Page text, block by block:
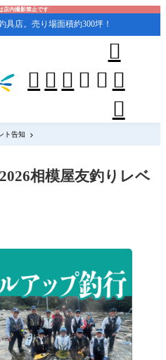
店内撮影禁止です
具店。売り場面積約300坪！
    



ト告知
相模屋友釣りレベ